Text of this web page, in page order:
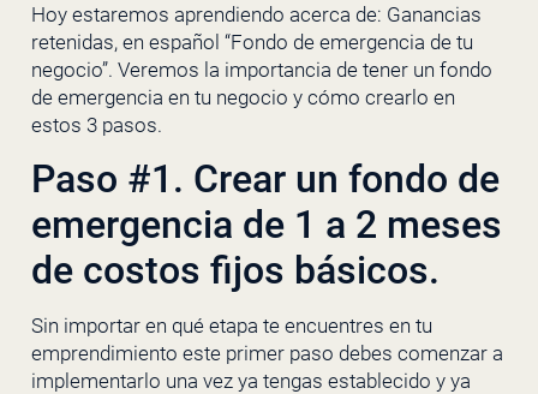
Hoy estaremos aprendiendo acerca de: Ganancias
retenidas, en español “Fondo de emergencia de tu
negocio”. Veremos la importancia de tener un fondo
de emergencia en tu negocio y cómo crearlo en
estos 3 pasos.
Paso #1. Crear un fondo de
emergencia de 1 a 2 meses
de costos fijos básicos.
Sin importar en qué etapa te encuentres en tu
emprendimiento este primer paso debes comenzar a
implementarlo una vez ya tengas establecido y ya